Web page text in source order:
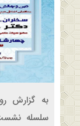
به گزارش
سلسله